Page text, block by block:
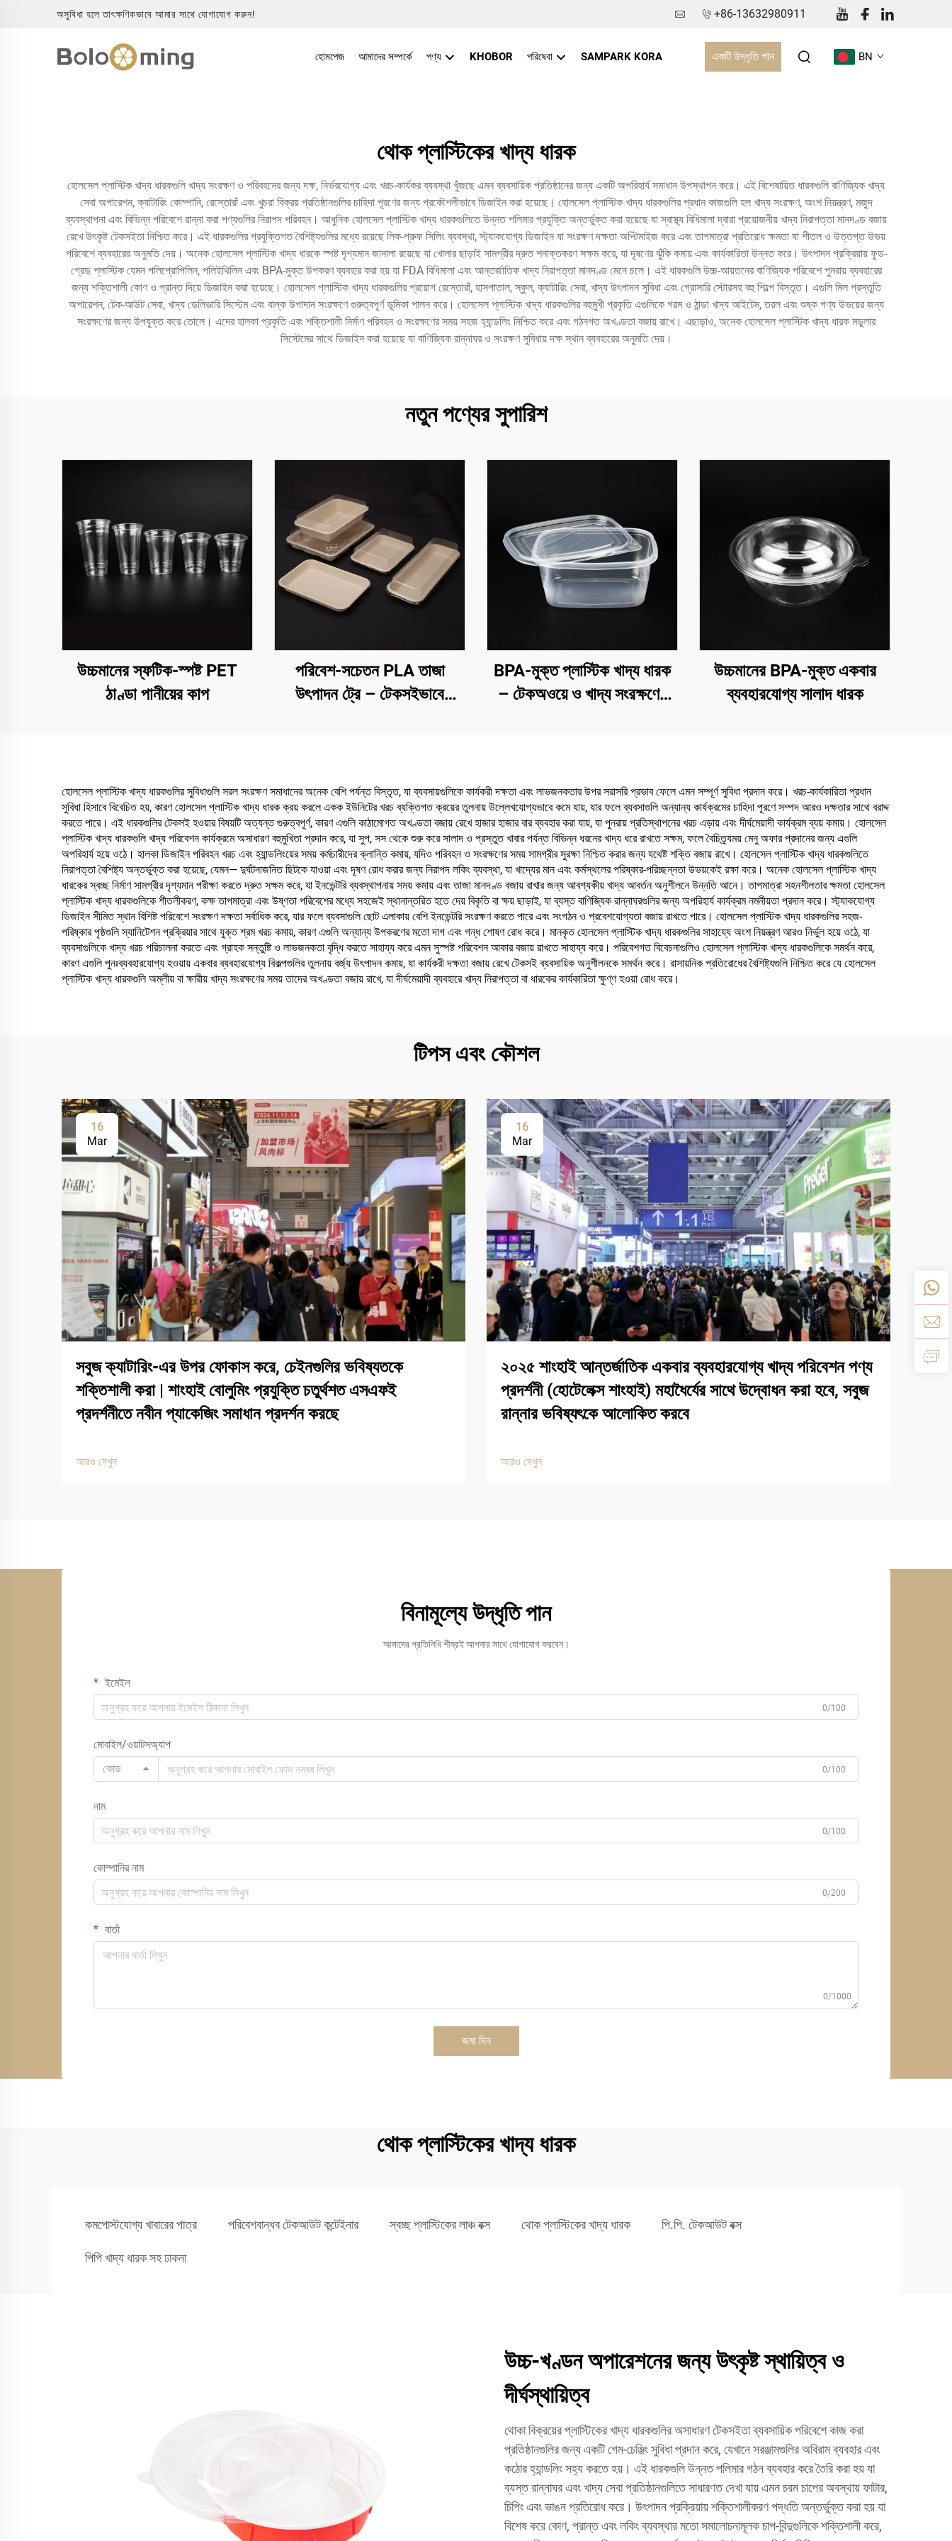
অসুবিধা হলে তাৎক্ষণিকভাবে আমার সাথে যোগাযোগ করুন! +86-13632980911
হোমপেজ আমাদের সম্পর্কে পণ্য KHOBOR পরিষেবা SAMPARK KORA একটি উদ্ধৃতি পান BN
থোক প্লাস্টিকের খাদ্য ধারক
হোলসেল প্লাস্টিক খাদ্য ধারকগুলি খাদ্য সংরক্ষণ ও পরিবহনের জন্য দক্ষ, নির্ভরযোগ্য এবং খরচ-কার্যকর ব্যবস্থা খুঁজছে এমন ব্যবসায়িক প্রতিষ্ঠানের জন্য একটি অপরিহার্য সমাধান উপস্থাপন করে। এই বিশেষায়িত ধারকগুলি বাণিজ্যিক খাদ্য
সেবা অপারেশন, ক্যাটারিং কোম্পানি, রেস্তোরাঁ এবং খুচরা বিক্রয় প্রতিষ্ঠানগুলির চাহিদা পূরণের জন্য প্রকৌশলীভাবে ডিজাইন করা হয়েছে। হোলসেল প্লাস্টিক খাদ্য ধারকগুলির প্রধান কাজগুলি হল খাদ্য সংরক্ষণ, অংশ নিয়ন্ত্রণ, মজুদ
ব্যবস্থাপনা এবং বিভিন্ন পরিবেশে রান্না করা পণ্যগুলির নিরাপদ পরিবহন। আধুনিক হোলসেল প্লাস্টিক খাদ্য ধারকগুলিতে উন্নত পলিমার প্রযুক্তি অন্তর্ভুক্ত করা হয়েছে যা স্বাস্থ্য বিধিমালা দ্বারা প্রয়োজনীয় খাদ্য নিরাপত্তা মানদণ্ড বজায়
রেখে উৎকৃষ্ট টেকসইতা নিশ্চিত করে। এই ধারকগুলির প্রযুক্তিগত বৈশিষ্ট্যগুলির মধ্যে রয়েছে লিক-প্রুফ সিলিং ব্যবস্থা, স্ট্যাকযোগ্য ডিজাইন যা সংরক্ষণ দক্ষতা অপ্টিমাইজ করে এবং তাপমাত্রা প্রতিরোধ ক্ষমতা যা শীতল ও উত্তপ্ত উভয়
পরিবেশে ব্যবহারের অনুমতি দেয়। অনেক হোলসেল প্লাস্টিক খাদ্য ধারকে স্পষ্ট দৃশ্যমান জানালা রয়েছে যা খোলার ছাড়াই সামগ্রীর দ্রুত শনাক্তকরণ সক্ষম করে, যা দূষণের ঝুঁকি কমায় এবং কার্যকারিতা উন্নত করে। উৎপাদন প্রক্রিয়ায় ফুড-
গ্রেড প্লাস্টিক যেমন পলিপ্রোপিলিন, পলিইথিলিন এবং BPA-মুক্ত উপকরণ ব্যবহার করা হয় যা FDA বিধিমালা এবং আন্তর্জাতিক খাদ্য নিরাপত্তা মানদণ্ড মেনে চলে। এই ধারকগুলি উচ্চ-আয়তনের বাণিজ্যিক পরিবেশে পুনরায় ব্যবহারের
জন্য শক্তিশালী কোণ ও প্রান্ত দিয়ে ডিজাইন করা হয়েছে। হোলসেল প্লাস্টিক খাদ্য ধারকগুলির প্রয়োগ রেস্তোরাঁ, হাসপাতাল, স্কুল, ক্যাটারিং সেবা, খাদ্য উৎপাদন সুবিধা এবং গ্রোসারি স্টোরসহ বহু শিল্পে বিস্তৃত। এগুলি মিল প্রস্তুতি
অপারেশন, টেক-আউট সেবা, খাদ্য ডেলিভারি সিস্টেম এবং বাল্ক উপাদান সংরক্ষণে গুরুত্বপূর্ণ ভূমিকা পালন করে। হোলসেল প্লাস্টিক খাদ্য ধারকগুলির বহুমুখী প্রকৃতি এগুলিকে গরম ও ঠান্ডা খাদ্য আইটেম, তরল এবং শুষ্ক পণ্য উভয়ের জন্য
সংরক্ষণের জন্য উপযুক্ত করে তোলে। এদের হালকা প্রকৃতি এবং শক্তিশালী নির্মাণ পরিবহন ও সংরক্ষণের সময় সহজ হ্যান্ডলিং নিশ্চিত করে এবং গঠনগত অখণ্ডতা বজায় রাখে। এছাড়াও, অনেক হোলসেল প্লাস্টিক খাদ্য ধারক মডুলার
সিস্টেমের সাথে ডিজাইন করা হয়েছে যা বাণিজ্যিক রান্নাঘর ও সংরক্ষণ সুবিধায় দক্ষ স্থান ব্যবহারের অনুমতি দেয়।
নতুন পণ্যের সুপারিশ
উচ্চমানের স্ফটিক-স্পষ্ট PET
ঠাণ্ডা পানীয়ের কাপ
পরিবেশ-সচেতন PLA তাজা
উৎপাদন ট্রে – টেকসইভাবে
BPA-মুক্ত প্লাস্টিক খাদ্য ধারক
– টেকঅওয়ে ও খাদ্য সংরক্ষণের
উচ্চমানের BPA-মুক্ত একবার
ব্যবহারযোগ্য সালাদ ধারক
হোলসেল প্লাস্টিক খাদ্য ধারকগুলির সুবিধাগুলি সরল সংরক্ষণ সমাধানের অনেক বেশি পর্যন্ত বিস্তৃত, যা ব্যবসায়গুলিকে কার্যকরী দক্ষতা এবং লাভজনকতার উপর সরাসরি প্রভাব ফেলে এমন সম্পূর্ণ সুবিধা প্রদান করে। খরচ-কার্যকারিতা প্রধান
সুবিধা হিসাবে বিবেচিত হয়, কারণ হোলসেল প্লাস্টিক খাদ্য ধারক ক্রয় করলে একক ইউনিটের খরচ ব্যক্তিগত ক্রয়ের তুলনায় উল্লেখযোগ্যভাবে কমে যায়, যার ফলে ব্যবসাগুলি অন্যান্য কার্যক্রমের চাহিদা পূরণে সম্পদ আরও দক্ষতার সাথে বরাদ্দ
করতে পারে। এই ধারকগুলির টেকসই হওয়ার বিষয়টি অত্যন্ত গুরুত্বপূর্ণ, কারণ এগুলি কাঠামোগত অখণ্ডতা বজায় রেখে হাজার হাজার বার ব্যবহার করা যায়, যা পুনরায় প্রতিস্থাপনের খরচ এড়ায় এবং দীর্ঘমেয়াদী কার্যক্রম ব্যয় কমায়। হোলসেল
প্লাস্টিক খাদ্য ধারকগুলি খাদ্য পরিবেশন কার্যক্রমে অসাধারণ বহুমুখিতা প্রদান করে, যা সুপ, সস থেকে শুরু করে সালাদ ও প্রস্তুত খাবার পর্যন্ত বিভিন্ন ধরনের খাদ্য ধরে রাখতে সক্ষম, ফলে বৈচিত্র্যময় মেনু অফার প্রদানের জন্য এগুলি
অপরিহার্য হয়ে ওঠে। হালকা ডিজাইন পরিবহন খরচ এবং হ্যান্ডলিংয়ের সময় কর্মচারীদের ক্লান্তি কমায়, যদিও পরিবহন ও সংরক্ষণের সময় সামগ্রীর সুরক্ষা নিশ্চিত করার জন্য যথেষ্ট শক্তি বজায় রাখে। হোলসেল প্লাস্টিক খাদ্য ধারকগুলিতে
নিরাপত্তা বৈশিষ্ট্য অন্তর্ভুক্ত করা হয়েছে, যেমন— দুর্ঘটনাজনিত ছিটকে যাওয়া এবং দূষণ রোধ করার জন্য নিরাপদ লকিং ব্যবস্থা, যা খাদ্যের মান এবং কর্মস্থলের পরিষ্কার-পরিচ্ছন্নতা উভয়কেই রক্ষা করে। অনেক হোলসেল প্লাস্টিক খাদ্য
ধারকের স্বচ্ছ নির্মাণ সামগ্রীর দৃশ্যমান পরীক্ষা করতে দ্রুত সক্ষম করে, যা ইনভেন্টরি ব্যবস্থাপনায় সময় কমায় এবং তাজা মানদণ্ড বজায় রাখার জন্য আবশ্যকীয় খাদ্য আবর্তন অনুশীলনে উন্নতি আনে। তাপমাত্রা সহনশীলতার ক্ষমতা হোলসেল
প্লাস্টিক খাদ্য ধারকগুলিকে শীতলীকরণ, কক্ষ তাপমাত্রা এবং উষ্ণতা পরিবেশের মধ্যে সহজেই স্থানান্তরিত হতে দেয় বিকৃতি বা ক্ষয় ছাড়াই, যা ব্যস্ত বাণিজ্যিক রান্নাঘরগুলির জন্য অপরিহার্য কার্যক্রম নমনীয়তা প্রদান করে। স্ট্যাকযোগ্য
ডিজাইন সীমিত স্থান বিশিষ্ট পরিবেশে সংরক্ষণ দক্ষতা সর্বাধিক করে, যার ফলে ব্যবসাগুলি ছোট এলাকায় বেশি ইনভেন্টরি সংরক্ষণ করতে পারে এবং সংগঠন ও প্রবেশযোগ্যতা বজায় রাখতে পারে। হোলসেল প্লাস্টিক খাদ্য ধারকগুলির সহজ-
পরিষ্কার পৃষ্ঠগুলি স্যানিটেশন প্রক্রিয়ার সাথে যুক্ত শ্রম খরচ কমায়, কারণ এগুলি অন্যান্য উপকরণের মতো দাগ এবং গন্ধ শোষণ রোধ করে। মানকৃত হোলসেল প্লাস্টিক খাদ্য ধারকগুলির সাহায্যে অংশ নিয়ন্ত্রণ আরও নির্ভুল হয়ে ওঠে, যা
ব্যবসাগুলিকে খাদ্য খরচ পরিচালনা করতে এবং গ্রাহক সন্তুষ্টি ও লাভজনকতা বৃদ্ধি করতে সাহায্য করে এমন সুস্পষ্ট পরিবেশন আকার বজায় রাখতে সাহায্য করে। পরিবেশগত বিবেচনাগুলিও হোলসেল প্লাস্টিক খাদ্য ধারকগুলিকে সমর্থন করে,
কারণ এগুলি পুনঃব্যবহারযোগ্য হওয়ায় একবার ব্যবহারযোগ্য বিকল্পগুলির তুলনায় বর্জ্য উৎপাদন কমায়, যা কার্যকরী দক্ষতা বজায় রেখে টেকসই ব্যবসায়িক অনুশীলনকে সমর্থন করে। রাসায়নিক প্রতিরোধের বৈশিষ্ট্যগুলি নিশ্চিত করে যে হোলসেল
প্লাস্টিক খাদ্য ধারকগুলি অম্লীয় বা ক্ষারীয় খাদ্য সংরক্ষণের সময় তাদের অখণ্ডতা বজায় রাখে, যা দীর্ঘমেয়াদী ব্যবহারে খাদ্য নিরাপত্তা বা ধারকের কার্যকারিতা ক্ষুণ্ণ হওয়া রোধ করে।
টিপস এবং কৌশল
16
Mar
সবুজ ক্যাটারিং-এর উপর ফোকাস করে, চেইনগুলির ভবিষ্যতকে
শক্তিশালী করা | শাংহাই বোলুমিং প্রযুক্তি চতুর্থশত এসএফই
প্রদর্শনীতে নবীন প্যাকেজিং সমাধান প্রদর্শন করছে
আরও দেখুন
16
Mar
২০২৫ শাংহাই আন্তর্জাতিক একবার ব্যবহারযোগ্য খাদ্য পরিবেশন পণ্য
প্রদর্শনী (হোটেলেক্স শাংহাই) মহাধৈর্যের সাথে উদ্বোধন করা হবে, সবুজ
রান্নার ভবিষ্যৎকে আলোকিত করবে
আরও দেখুন
বিনামূল্যে উদ্ধৃতি পান
আমাদের প্রতিনিধি শীঘ্রই আপনার সাথে যোগাযোগ করবেন।
ইমেইল
0/100
মোবাইল/ওয়াটসঅ্যাপ
কোড
0/100
নাম
0/100
কোম্পানির নাম
0/200
বার্তা
0/1000
জমা দিন
থোক প্লাস্টিকের খাদ্য ধারক
কমপোস্টযোগ্য খাবারের পাত্র পরিবেশবান্ধব টেকআউট কন্টেইনার স্বচ্ছ প্লাস্টিকের লাঞ্চ বক্স থোক প্লাস্টিকের খাদ্য ধারক পি.পি. টেকআউট বক্স
পিপি খাদ্য ধারক সহ ঢাকনা
উচ্চ-খণ্ডন অপারেশনের জন্য উৎকৃষ্ট স্থায়িত্ব ও
দীর্ঘস্থায়িত্ব
থোকা বিক্রয়ের প্লাস্টিকের খাদ্য ধারকগুলির অসাধারণ টেকসইতা ব্যবসায়িক পরিবেশে কাজ করা
প্রতিষ্ঠানগুলির জন্য একটি গেম-চেঞ্জিং সুবিধা প্রদান করে, যেখানে সরঞ্জামগুলির অবিরাম ব্যবহার এবং
কঠোর হ্যান্ডলিং সহ্য করতে হয়। এই ধারকগুলি উন্নত পলিমার গঠন ব্যবহার করে তৈরি করা হয় যা
ব্যস্ত রান্নাঘর এবং খাদ্য সেবা প্রতিষ্ঠানগুলিতে সাধারণত দেখা যায় এমন চরম চাপের অবস্থায় ফাটার,
চিপিং এবং ভাঙন প্রতিরোধ করে। উৎপাদন প্রক্রিয়ায় শক্তিশালীকরণ পদ্ধতি অন্তর্ভুক্ত করা হয় যা
বিশেষ করে কোণ, প্রান্ত এবং লকিং ব্যবস্থার মতো সমালোচনামূলক চাপ-বিন্দুগুলিকে শক্তিশালী করে,